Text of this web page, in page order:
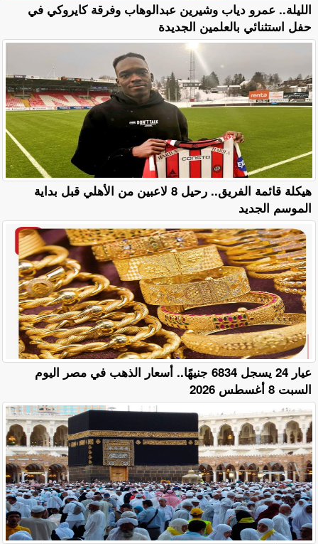
الليلة.. عمرو دياب وشيرين عبدالوهاب وفرقة كايروكي في
حفل استثنائي بالعلمين الجديدة
هيكلة قائمة الفريق.. رحيل 8 لاعبين من الأهلي قبل بداية
الموسم الجديد
عيار 24 يسجل 6834 جنيهًا.. أسعار الذهب في مصر اليوم
السبت 8 أغسطس 2026